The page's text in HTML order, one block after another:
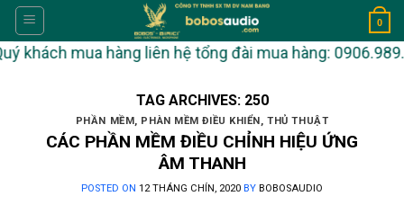
Skip
content
0
khách mua hàng liên hệ tổng đài mua hàng:
TAG ARCHIVES: 250
PHẦN MỀM, PHÀN MỀM ĐIỀU KHIỂN,THỦ THUẬT
CÁC PHẦN MỀM ĐIỀU CHỈNH HIỆU ỨNG
ÂM THANH
POSTED ON 12 THÁNG CHÍN, 2020 BY BOBOSAUDIO